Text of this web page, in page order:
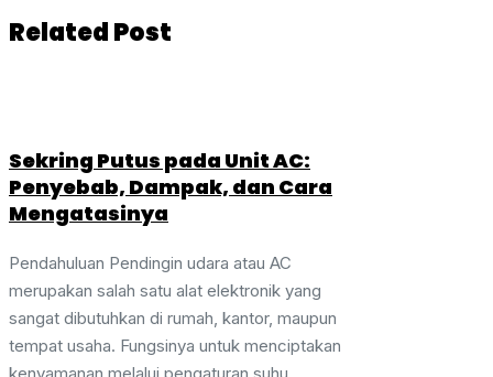
Related Post
Sekring Putus pada Unit AC:
Penyebab, Dampak, dan Cara
Mengatasinya
Pendahuluan Pendingin udara atau AC
merupakan salah satu alat elektronik yang
sangat dibutuhkan di rumah, kantor, maupun
tempat usaha. Fungsinya untuk menciptakan